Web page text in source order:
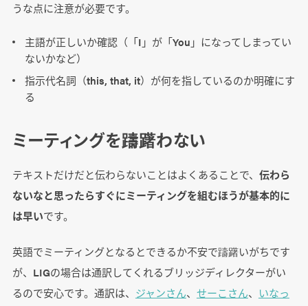
うな点に注意が必要です。
主語が正しいか確認（「I」が「You」になってしまってい
ないかなど）
指示代名詞（this, that, it）が何を指しているのか明確にす
る
ミーティングを躊躇わない
テキストだけだと伝わらないことはよくあることで、 伝わら
ないなと思ったらすぐにミーティングを組むほうが基本的に
は早いです。
英語でミーティングとなるとできるか不安で躊躇いがちです
が、LIGの場合は通訳してくれるブリッジディレクターがい
るので安心です。通訳は、 ジャンさん、 せーこさん、 いなっ